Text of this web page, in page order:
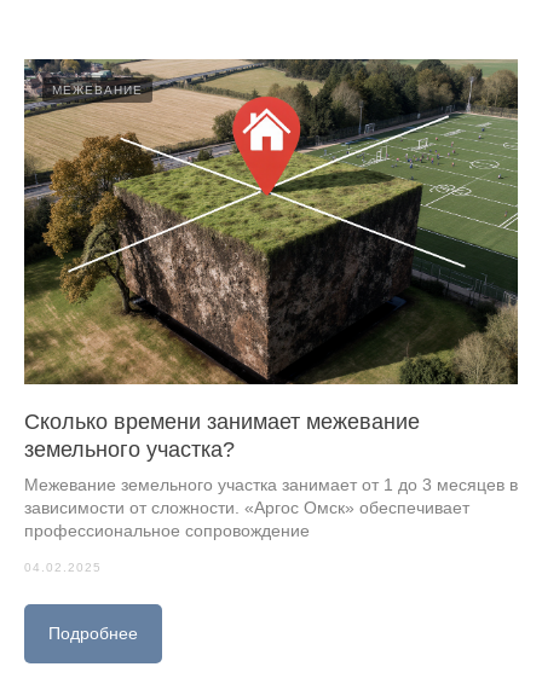
МЕЖЕВАНИЕ
Сколько времени занимает межевание
земельного участка?
Межевание земельного участка занимает от 1 до 3 месяцев в
зависимости от сложности. «Аргос Омск» обеспечивает
профессиональное сопровождение
04.02.2025
Подробнее